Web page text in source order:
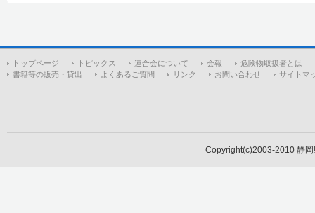
トップページ トピックス 連合会について 会報
危険物取扱者とは
書籍等の販売・貸出
よくあるご質問 リンク お問い合わせ サイトマ
Copyright(c)2003-2010 静